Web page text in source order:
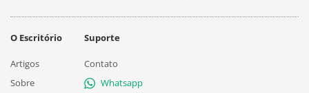
O Escritório
Artigos
Sobre
Suporte
Contato
Whatsapp